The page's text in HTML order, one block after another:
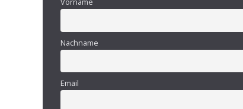
Vorname
Nachname
Email